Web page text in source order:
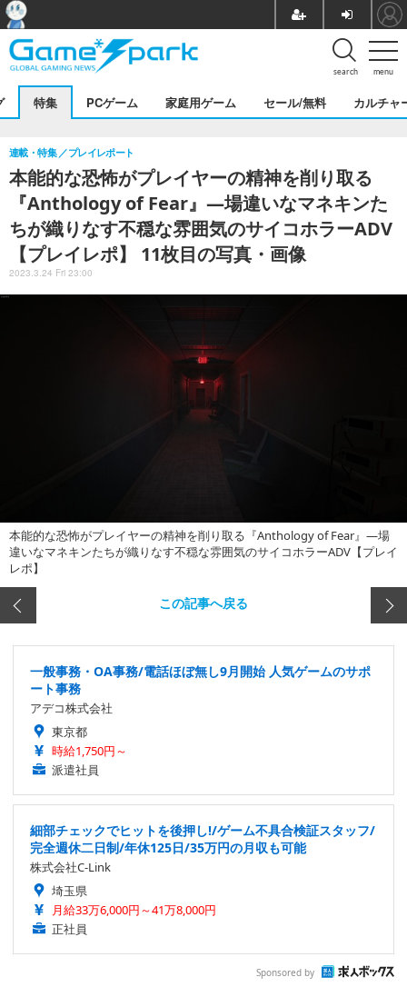
menu
search
特集 PCゲーム 家庭用ゲーム セール/無料 カルチャ
本能的な恐怖がプレイヤーの精神を削り取る
『Anthology of Fear』―場違いなマネキンた
ちが織りなす不穏な雰囲気のサイコホラーADV
【プレイレポ】 11枚目の写真・画像
連載・特集 プレイレポート
2023.3.24 Fri 23:00
本能的な恐怖がプレイヤーの精神を削り取る『Anthology of Fear』―場
違いなマネキンたちが織りなす不穏な雰囲気のサイコホラーADV【プレイ
レポ】
この記事へ戻る
一般事務・OA事務/電話ほぼ無し9月開始 人気ゲームのサポ
ート事務
アデコ株式会社
東京都
時給1,750円～
派遣社員
細部チェックでヒットを後押し!/ゲーム不具合検証スタッフ/
完全週休二日制/年休125日/35万円の月収も可能
株式会社C-Link
埼玉県
月給33万6,000円～41万8,000円
正社員
Sponsored by